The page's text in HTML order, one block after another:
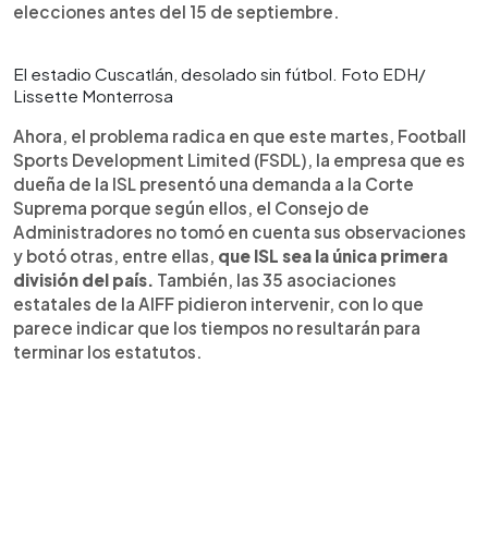
elecciones antes del 15 de septiembre.
El estadio Cuscatlán, desolado sin fútbol. Foto EDH/
Lissette Monterrosa
Ahora, el problema radica en que este martes, Football
Sports Development Limited (FSDL), la empresa que es
dueña de la ISL presentó una demanda a la Corte
Suprema porque según ellos, el Consejo de
Administradores no tomó en cuenta sus observaciones
y botó otras, entre ellas, que ISL sea la única primera
división del país. También, las 35 asociaciones
estatales de la AIFF pidieron intervenir, con lo que
parece indicar que los tiempos no resultarán para
terminar los estatutos.